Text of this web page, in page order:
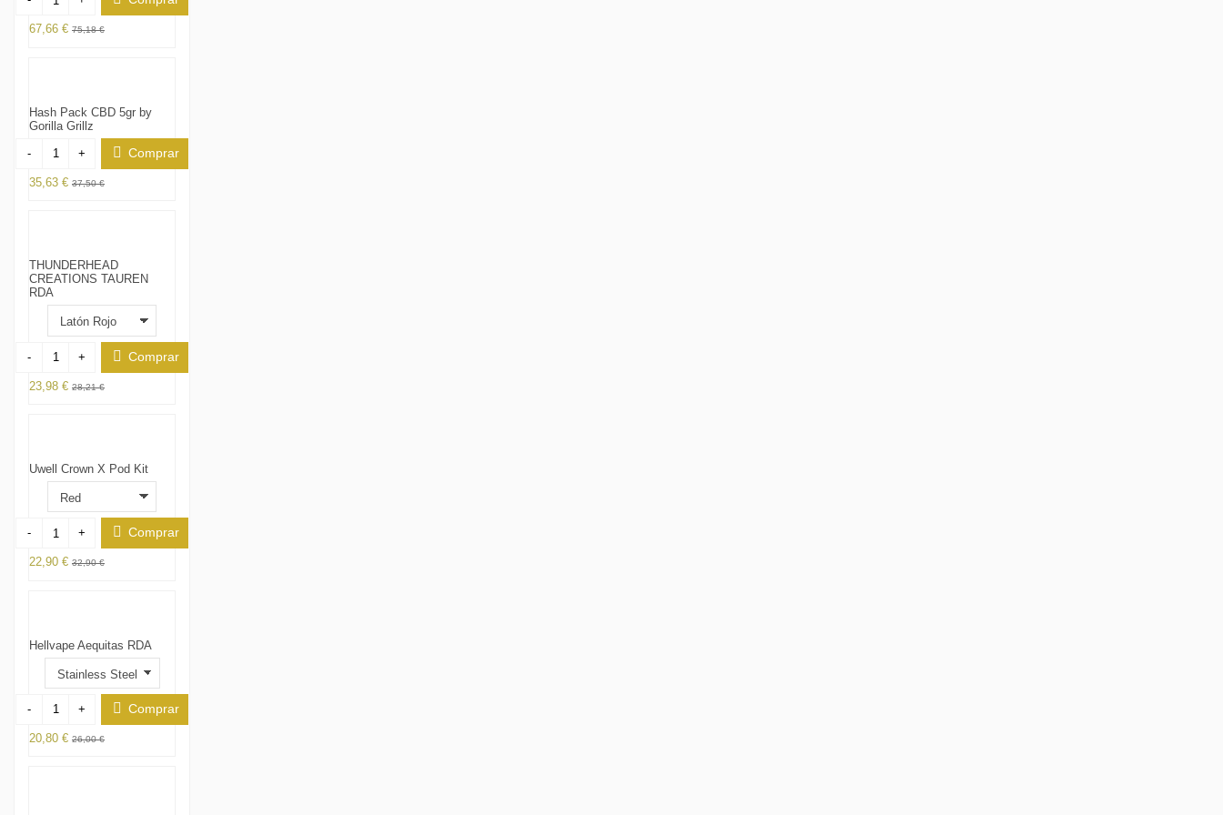
67,66 € 75,18 €
Hash Pack CBD 5gr by
Gorilla Grillz
-
+ Comprar
35,63 € 37,50 €
THUNDERHEAD
CREATIONS TAUREN
RDA
- + Comprar
23,98 € 28,21 €
Uwell Crown X Pod Kit
- + Comprar
22,90 € 32,90 €
Hellvape Aequitas RDA
- + Comprar
20,80 € 26,00 €